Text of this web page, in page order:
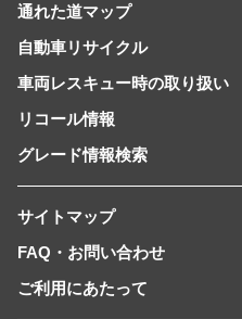
通れた道マップ
自動車リサイクル
車両レスキュー時の取り扱い
リコール情報
グレード情報検索
サイトマップ
FAQ・お問い合わせ
ご利用にあたって